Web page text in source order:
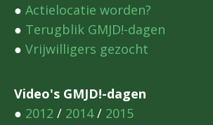
● Actielocatie worden?
● Terugblik GMJD!-dagen
● Vrijwilligers gezocht
Video's GMJD!-dagen
● 2012 / 2014/ 2015